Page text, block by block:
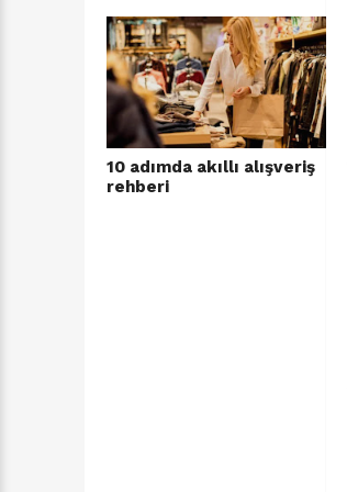
10 adımda akıllı alışveriş
rehberi